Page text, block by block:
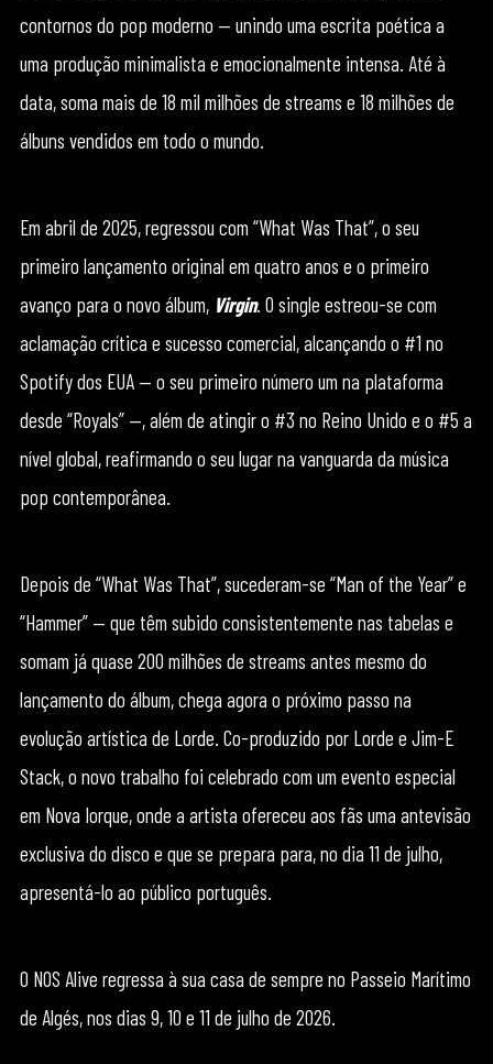
contornos do pop moderno — unindo uma escrita poética a
uma produção minimalista e emocionalmente intensa. Até à
data, soma mais de 18 mil milhões de streams e 18 milhões de
álbuns vendidos em todo o mundo.
Em abril de 2025, regressou com “What Was That”, o seu
primeiro lançamento original em quatro anos e o primeiro
avanço para o novo álbum, Virgin. O single estreou-se com
aclamação crítica e sucesso comercial, alcançando o #1 no
Spotify dos EUA — o seu primeiro número um na plataforma
desde “Royals” —, além de atingir o #3 no Reino Unido e o #5 a
nível global, reafirmando o seu lugar na vanguarda da música
pop contemporânea.
Depois de “What Was That”, sucederam-se “Man of the Year” e
“Hammer” — que têm subido consistentemente nas tabelas e
somam já quase 200 milhões de streams antes mesmo do
lançamento do álbum, chega agora o próximo passo na
evolução artística de Lorde. Co-produzido por Lorde e Jim-E
Stack, o novo trabalho foi celebrado com um evento especial
em Nova Iorque, onde a artista ofereceu aos fãs uma antevisão
exclusiva do disco e que se prepara para, no dia 11 de julho,
apresentá-lo ao público português.
O NOS Alive regressa à sua casa de sempre no Passeio Marítimo
de Algés, nos dias 9, 10 e 11 de julho de 2026.